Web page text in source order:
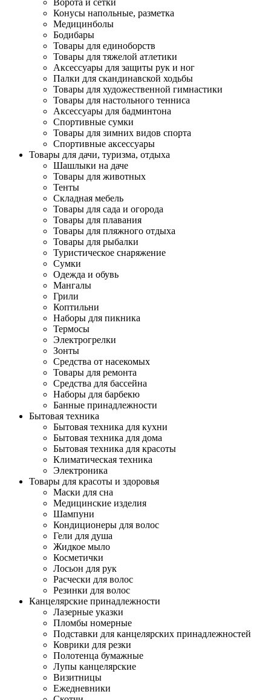
Ворота и сетки
Конусы напольные, разметка
Медицинболы
Бодибары
Товары для единоборств
Товары для тяжелой атлетики
Аксессуары для защиты рук и ног
Палки для скандинавской ходьбы
Товары для художественной гимнастики
Товары для настольного тенниса
Аксессуары для бадминтона
Спортивные сумки
Товары для зимних видов спорта
Спортивные аксессуары
Товары для дачи, туризма, отдыха
Шашлыки на даче
Товары для животных
Тенты
Складная мебель
Товары для сада и огорода
Товары для плавания
Товары для пляжного отдыха
Товары для рыбалки
Туристическое снаряжение
Сумки
Одежда и обувь
Мангалы
Грили
Коптильни
Наборы для пикника
Термосы
Электрогрелки
Зонты
Средства от насекомых
Товары для ремонта
Средства для бассейна
Наборы для барбекю
Банные принадлежности
Бытовая техника
Бытовая техника для кухни
Бытовая техника для дома
Бытовая техника для красоты
Климатическая техника
Электроника
Товары для красоты и здоровья
Маски для сна
Медицинские изделия
Шампуни
Кондиционеры для волос
Гели для душа
Жидкое мыло
Косметички
Лосьон для рук
Расчески для волос
Резинки для волос
Канцелярские принадлежности
Лазерные указки
Пломбы номерные
Подставки для канцелярских принадлежностей
Коврики для резки
Полотенца бумажные
Лупы канцелярские
Визитницы
Ежедневники